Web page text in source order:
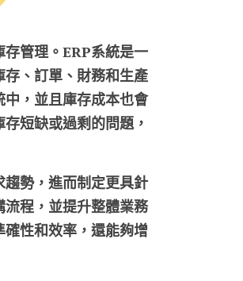
管理。ERP系統是一
、訂單、財務和生產
，並且庫存成本也會
短缺或過剩的問題，
勢，進而制定更具針
程，並提升整體業務
性和效率，還能夠增